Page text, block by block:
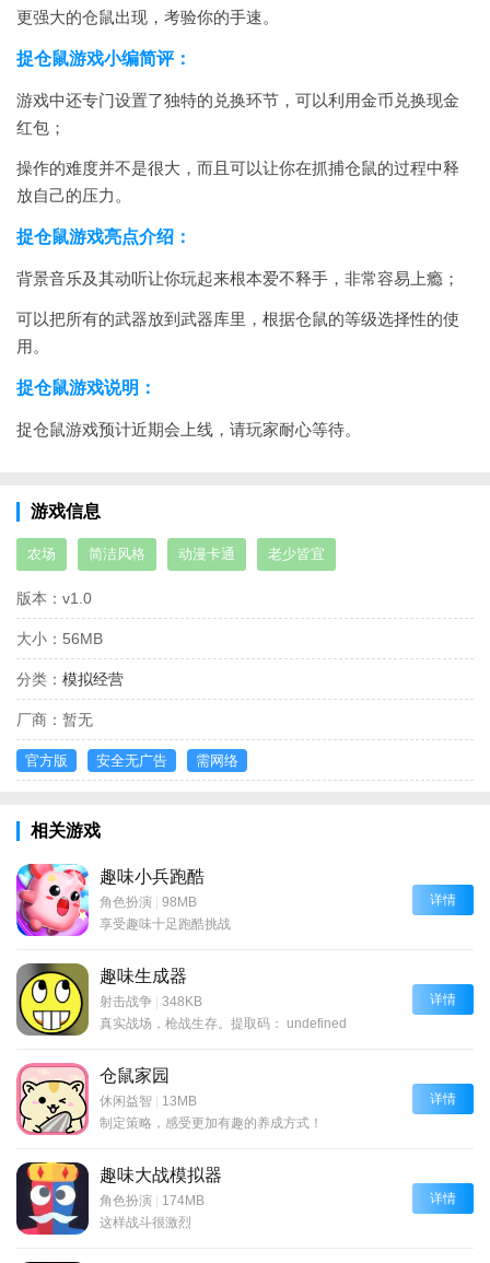
更强大的仓鼠出现，考验你的手速。
捉仓鼠游戏小编简评：
游戏中还专门设置了独特的兑换环节，可以利用金币兑换现金
红包；
操作的难度并不是很大，而且可以让你在抓捕仓鼠的过程中释
放自己的压力。
捉仓鼠游戏亮点介绍：
背景音乐及其动听让你玩起来根本爱不释手，非常容易上瘾；
可以把所有的武器放到武器库里，根据仓鼠的等级选择性的使
用。
捉仓鼠游戏说明：
捉仓鼠游戏预计近期会上线，请玩家耐心等待。
游戏信息
农场 简洁风格 动漫卡通 老少皆宜
版本： v1.0
大小： 56MB
分类： 模拟经营
厂商： 暂无
官方版 安全无广告 需网络
相关游戏
趣味小兵跑酷
角色扮演 | 98MB
享受趣味十足跑酷挑战
详情
趣味生成器
射击战争 | 348KB
真实战场，枪战生存。提取码： undefined
详情
仓鼠家园
休闲益智 | 13MB
制定策略，感受更加有趣的养成方式！
详情
趣味大战模拟器
角色扮演 | 174MB
这样战斗很激烈
详情